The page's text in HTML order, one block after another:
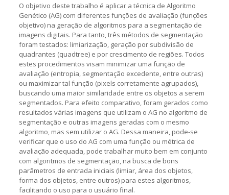
O objetivo deste trabalho é aplicar a técnica de Algoritmo
Genético (AG) com diferentes funções de avaliação (funções
objetivo) na geração de algoritmos para a segmentação de
imagens digitais. Para tanto, três métodos de segmentação
foram testados: limiarização, geração por subdivisão de
quadrantes (quadtree) e por crescimento de regiões. Todos
estes procedimentos visam minimizar uma função de
avaliação (entropia, segmentação excedente, entre outras)
ou maximizar tal função (pixels corretamente agrupados),
buscando uma maior similaridade entre os objetos a serem
segmentados. Para efeito comparativo, foram gerados como
resultados várias imagens que utilizam o AG no algoritmo de
segmentação e outras imagens geradas com o mesmo
algoritmo, mas sem utilizar o AG. Dessa maneira, pode-se
verificar que o uso do AG com uma função ou métrica de
avaliação adequada, pode trabalhar muito bem em conjunto
com algoritmos de segmentação, na busca de bons
parâmetros de entrada iniciais (limiar, área dos objetos,
forma dos objetos, entre outros) para estes algoritmos,
facilitando o uso para o usuário final.